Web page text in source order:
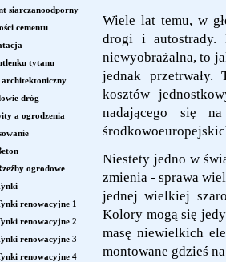
siarczanoodporny
cementu
tytanu
architektoniczny
dróg
a ogrodzenia
ogrodowe
renowacyjne 1
renowacyjne 2
renowacyjne 3
renowacyjne 4
Wiele lat temu, w
drogi i autostrady.
niewyobrażalna, to
jednak przetrwały.
kosztów
nadającego się
Niestety jedno w
zmienia - sprawa
jednej wielkiej
Kolory mogą się
masę niewielkich
montowane gdzieś